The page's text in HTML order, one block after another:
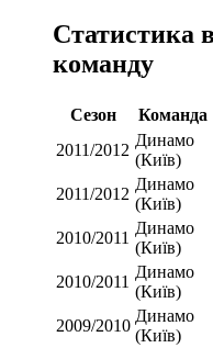
Статистика
команду
Сезон Команда
2011/2012
Динамо
(Київ)
2011/2012
Динамо
(Київ)
2010/2011
Динамо
(Київ)
2010/2011
Динамо
(Київ)
2009/2010
Динамо
(Київ)